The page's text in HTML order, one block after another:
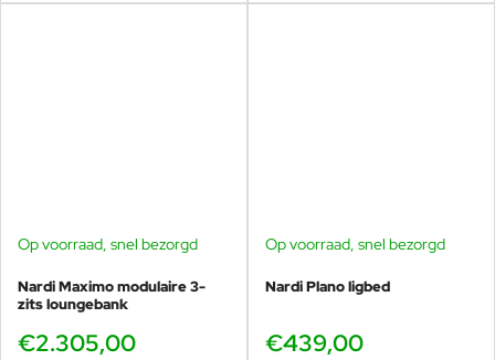
Op voorraad, snel bezorgd
Nardi Maximo modulaire 3-
zits loungebank
€2.305,00
Op voorraad, snel bezorgd
Nardi Plano ligbed
€439,00